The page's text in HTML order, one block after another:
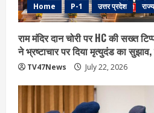
Home P-1 उत्तर प्रदेश राज्य
राम मंदिर दान चोरी पर HC की सख्त
ने भ्रष्टाचार पर द‍िया मृत्युदंड का
TV47News July 22, 2026